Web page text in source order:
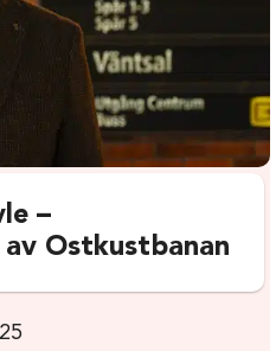
–
Ostkustbanan